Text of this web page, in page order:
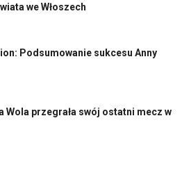
we Włoszech
Podsumowanie sukcesu Anny
Wola przegrała swój ostatni mecz w